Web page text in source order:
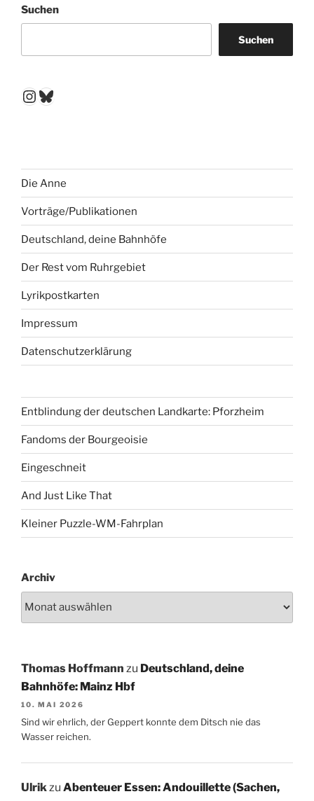
Suchen
Suchen
Instagram
Bluesky
Die Anne
Vorträge/Publikationen
Deutschland, deine Bahnhöfe
Der Rest vom Ruhrgebiet
Lyrikpostkarten
Impressum
Datenschutzerklärung
Entblindung der deutschen Landkarte: Pforzheim
Fandoms der Bourgeoisie
Eingeschneit
And Just Like That
Kleiner Puzzle-WM-Fahrplan
Archiv
Thomas Hoffmann zu Deutschland, deine
Bahnhöfe: Mainz Hbf
10. MAI 2026
Sind wir ehrlich, der Geppert konnte dem Ditsch nie das
Wasser reichen.
Ulrikzu Abenteuer Essen: Andouillette (Sachen,